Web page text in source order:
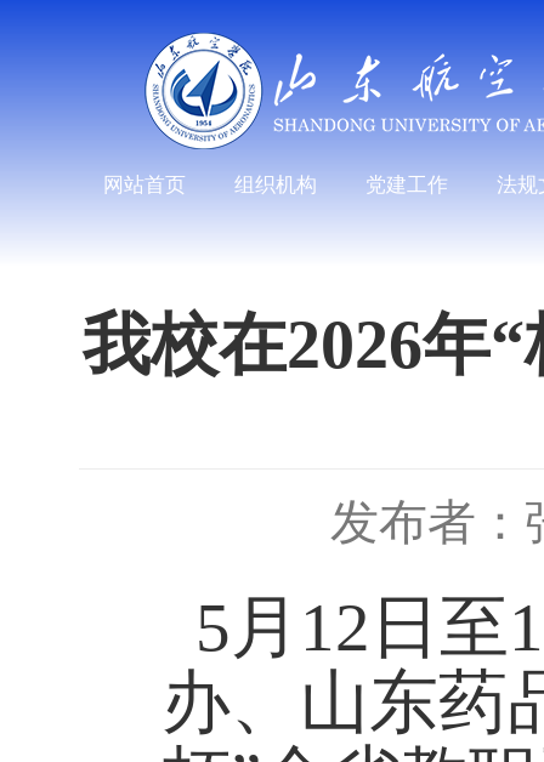
网站首页 组织机构 党建工作 法规
我校在2026年
发布者：
5月12日至
办、山东药